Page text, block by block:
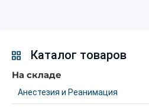
Каталог товаров
На складе
Анестезия и Реанимация